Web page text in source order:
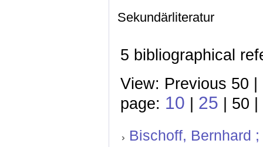
Sekundärliteratur
5 bibliographical
View: Previous 50
page: 10 | 25 | 50 |
Bischoff, Bernhard